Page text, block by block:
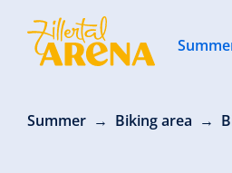
Summer Biking area